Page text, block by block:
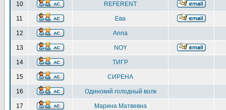
10 REFERENT
11 Ева
12 Anna
13 NOY
14 ТИГР
15 СИРЕНА
16 Одинокий голодный волк
17 Марина Матвевна